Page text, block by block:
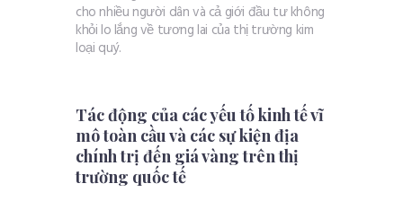
cho nhiều người dân và cả giới đầu tư không
khỏi lo lắng về tương lai của thị trường kim
loại quý.
Tác động của các yếu tố kinh tế vĩ
mô toàn cầu và các sự kiện địa
chính trị đến giá vàng trên thị
trường quốc tế